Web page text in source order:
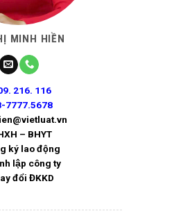
MINH HIỀN
216. 116
7777.5678
– BHYT
ký lao động
lập công ty
đổi ĐKKD